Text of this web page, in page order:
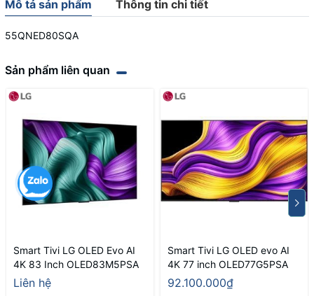
Mô tả sản phẩm Thông tin chi tiết
55QNED80SQA
Sản phẩm liên quan
Smart Tivi LG OLED Evo AI
4K 83 Inch OLED83M5PSA
Liên hệ
Smart Tivi LG OLED evo AI
4K 77 inch OLED77G5PSA
92.100.000₫